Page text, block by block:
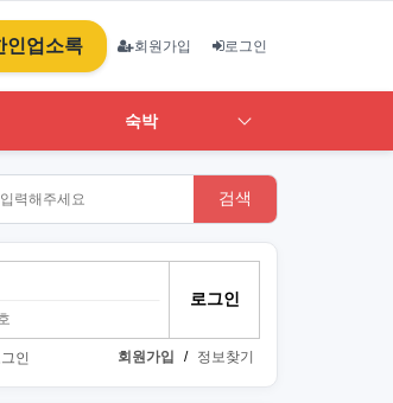
인업소록 회원가입 로그인
숙박
검색
인 회원가입 / 정보찾기